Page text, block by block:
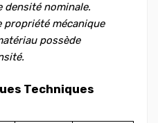
densité nominale.
propriété mécanique
possède
Techniques